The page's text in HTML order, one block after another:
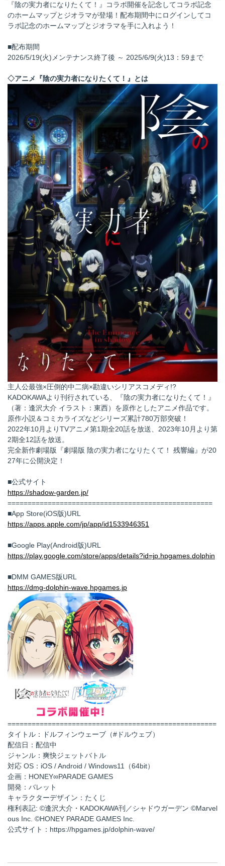
『陰の実力者になりたくて！』コラボ開催を記念してコラボ記念
のホームマップとジオラマが登場！配布期間中にログインしてコ
ラボ記念のホームマップとジオラマを手に入れよう！
■配布期間
2026/5/19(火)メンテナンス終了後 ～ 2025/6/9(火)13：59まで
◇アニメ『陰の実力者になりたくて！』とは
主人公最強×圧倒的中二病×勘違いシリアスコメディ!?
KADOKAWAより刊行されている、『陰の実力者になりたくて！』
（著：逢沢大介 イラスト：東西）を原作としたアニメ作品です。
原作小説＆コミカライズなどシリーズ累計780万部突破！
2022年10月よりTVアニメ第1期全20話を放送、2023年10月より第
2期全12話を放送。
完全新作劇場版『劇場版 陰の実力者になりたくて！ 残響編』が20
27年に公開決定！
■公式サイト
https://shadow-garden.jp/
===================================================
■App Store(iOS版)URL
https://apps.apple.com/jp/app/id1533946351
■Google Play(Android版)URL
https://play.google.com/store/apps/details?id=jp.hpgames.dolphin
■DMM GAMES版URL
https://dmg-dolphin-wave.hpgames.jp
====================================================
タイトル：ドルフィンウェーブ（#ドルウェブ）
配信日：配信中
ジャンル：爽快ジェットバトル
対応 OS：iOS / Android / Windows11（64bit）
企画：HONEY∞PARADE GAMES
開発：バレット
キャラクターデザイン：たくじ
権利表記: ©逢沢大介・KADOKAWA刊／シャドウガーデン ©Marvel
ous Inc. ©HONEY PARADE GAMES Inc.
公式サイト：https://hpgames.jp/dolphin-wave/